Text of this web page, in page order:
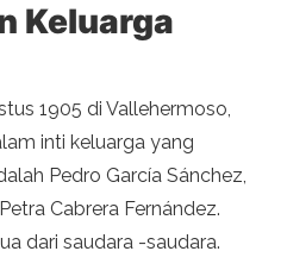
Keluarga
1905 di Vallehermoso,
inti keluarga yang
Pedro García Sánchez,
Cabrera Fernández.
dari saudara -saudara.